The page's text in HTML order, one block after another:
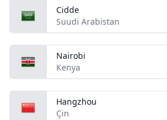
Cidde
Suudi Arabistan
Nairobi
Kenya
Hangzhou
Çin